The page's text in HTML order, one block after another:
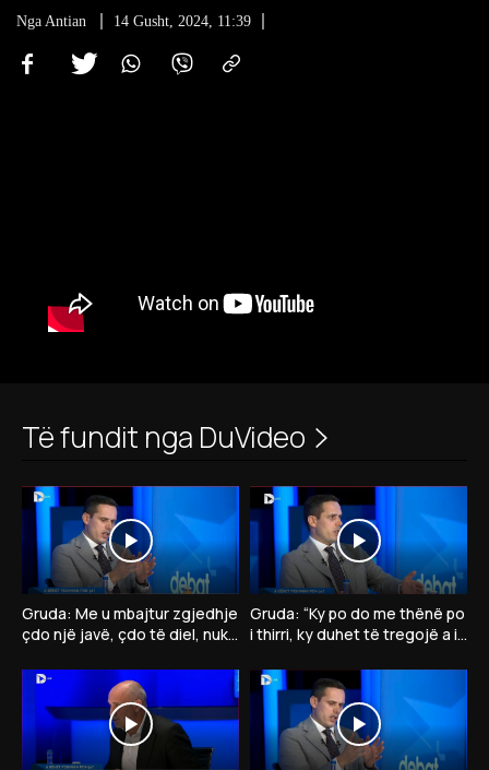
Nga Antian 14 Gusht, 2024, 11:39
Të fundit nga DuVideo
Gruda: Me u mbajtur zgjedhje
çdo një javë, çdo të diel, nuk
së
Gruda: “Ky po do me thënë po
i thirri, ky duhet të tregojë a ia